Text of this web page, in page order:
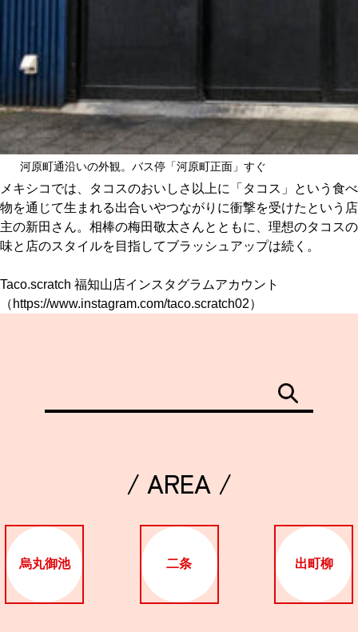
河原町通沿いの外観。バス停「河原町正面」すぐ
メキシコでは、タコスのおいしさ以上に「タコス」という食べ
物を通じて生まれる出合いやつながりに衝撃を受けたという店
主の新田さん。相棒の梅田敬太さんとともに、理想のタコスの
味と店のスタイルを目指してブラッシュアップは続く。
Taco.scratch 福知山店インスタグラムアカウント
（ https://www.instagram.com/taco.scratch02）
/ AREA /
烏丸御池 二条 出町柳